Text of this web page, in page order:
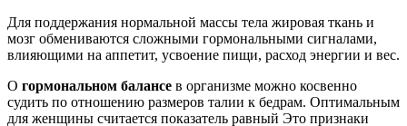
Для поддержания нормальной массы тела жировая ткань и
мозг обмениваются сложными гормональными сигналами,
влияющими на аппетит, усвоение пищи, расход энергии и вес.
О гормональном балансе в организме можно косвенно
судить по отношению размеров талии к бедрам. Оптимальным
для женщины считается показатель равный Это признаки